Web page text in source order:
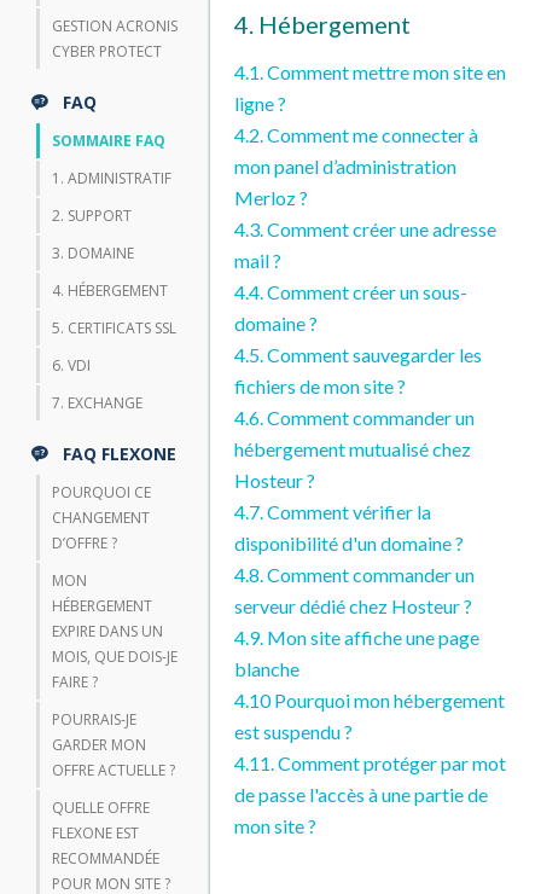
GESTION ACRONIS
CYBER PROTECT
FAQ
SOMMAIRE FAQ
1. ADMINISTRATIF
2. SUPPORT
3. DOMAINE
4. HÉBERGEMENT
5. CERTIFICATS SSL
6. VDI
7. EXCHANGE
FAQ FLEXONE
POURQUOI CE
CHANGEMENT
D’OFFRE ?
MON
HÉBERGEMENT
EXPIRE DANS UN
MOIS, QUE DOIS-JE
FAIRE ?
POURRAIS-JE
GARDER MON
OFFRE ACTUELLE ?
QUELLE OFFRE
FLEXONE EST
RECOMMANDÉE
POUR MON SITE ?
4. Hébergement
4.1. Comment mettre mon site en
ligne ?
4.2. Comment me connecter à
mon panel d’administration
Merloz ?
4.3. Comment créer une adresse
mail ?
4.4. Comment créer un sous-
domaine ?
4.5. Comment sauvegarder les
fichiers de mon site ?
4.6. Comment commander un
hébergement mutualisé chez
Hosteur ?
4.7. Comment vérifier la
disponibilité d'un domaine ?
4.8. Comment commander un
serveur dédié chez Hosteur ?
4.9. Mon site affiche une page
blanche
4.10 Pourquoi mon hébergement
est suspendu ?
4.11. Comment protéger par mot
de passe l'accès à une partie de
mon site ?